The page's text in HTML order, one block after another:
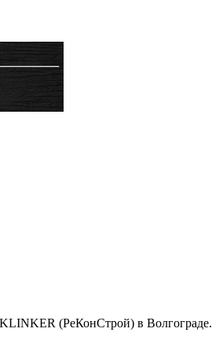
(РеКонСтрой) в Волгограде.